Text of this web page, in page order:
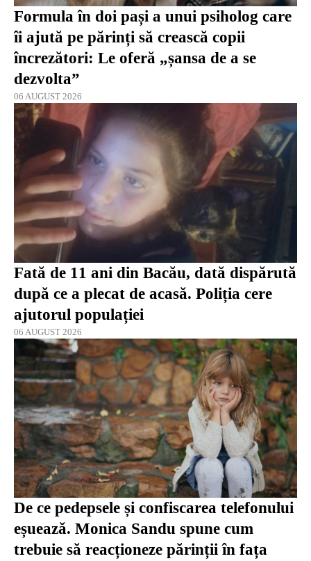
Formula în doi pași a unui psiholog care
îi ajută pe părinți să crească copii
încrezători: Le oferă „șansa de a se
dezvolta”
06 AUGUST 2026
Fată de 11 ani din Bacău, dată dispărută
după ce a plecat de acasă. Poliția cere
ajutorul populației
06 AUGUST 2026
De ce pedepsele și confiscarea telefonului
eșuează. Monica Sandu spune cum
trebuie să reacționeze părinții în fața